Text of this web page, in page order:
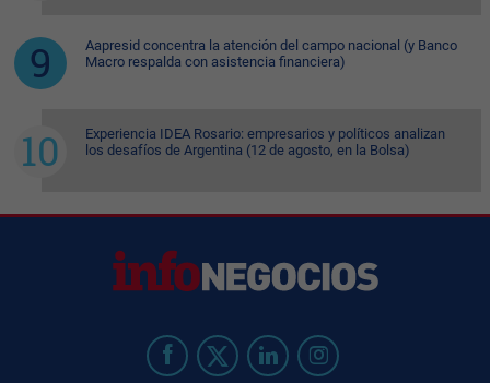
Aapresid concentra la atención del campo nacional (y Banco
Macro respalda con asistencia financiera)
Experiencia IDEA Rosario: empresarios y políticos analizan
los desafíos de Argentina (12 de agosto, en la Bolsa)